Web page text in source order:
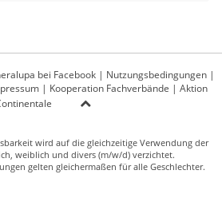
bei Facebook | Nutzungsbedingungen |
| Kooperation Fachverbände | Aktion
wird auf die gleichzeitige Verwendung der
weiblich und divers (m/w/d) verzichtet.
gelten gleichermaßen für alle Geschlechter.